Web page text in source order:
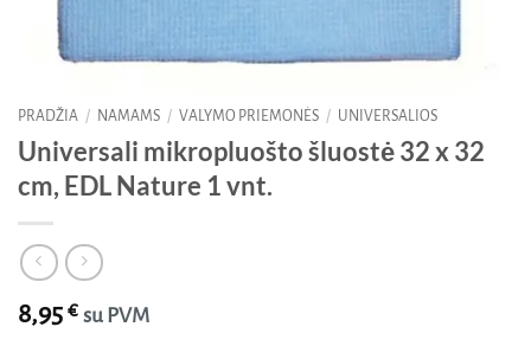
PRADŽIA / NAMAMS / VALYMO PRIEMONĖS / UNIVERSALIOS
Universali mikropluošto šluostė 32 x 32
cm, EDL Nature 1 vnt.
8,95 € su PVM